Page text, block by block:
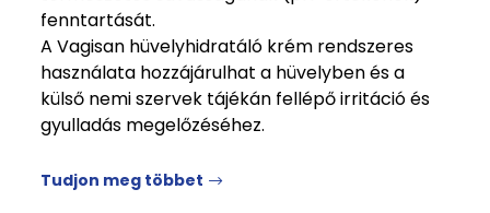
fenntartását.
A Vagisan hüvelyhidratáló krém rendszeres
használata hozzájárulhat a hüvelyben és a
külső nemi szervek tájékán fellépő irritáció és
gyulladás megelőzéséhez.
Tudjon meg többet